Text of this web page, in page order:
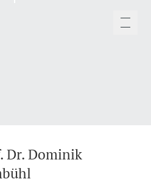
Dr. Dominik